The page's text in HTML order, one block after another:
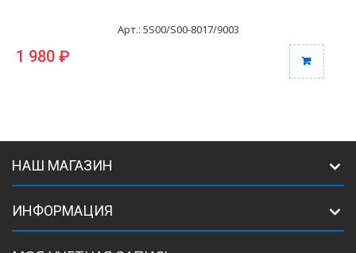
Арт.: 5S00/S00-8017/9003
1 980 ₽
НАШ МАГАЗИН
ИНФОРМАЦИЯ